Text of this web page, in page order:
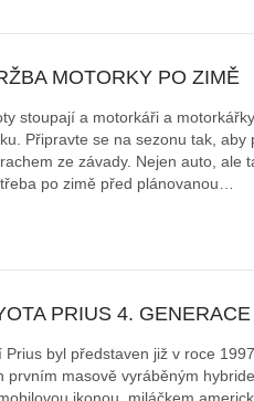
MOTORKY PO ZIMĚ
stoupají a motorkáři a
Připravte se na sezonu tak,
ze závady. Nejen auto, ale
po zimě před plánovanou…
PRIUS 4. GENERACE
Prius byl představen již v roce
prvním masově vyráběným
ikonou, miláčkem